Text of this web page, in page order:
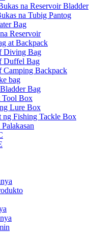
na Reservoir Bladder
na Tubig Pantog
Bag
Reservoir
at Backpack
Diving Bag
Duffel Bag
Camping Backpack
bag
Bag
Tool Box
Lure Box
ng Fishing Tackle Box